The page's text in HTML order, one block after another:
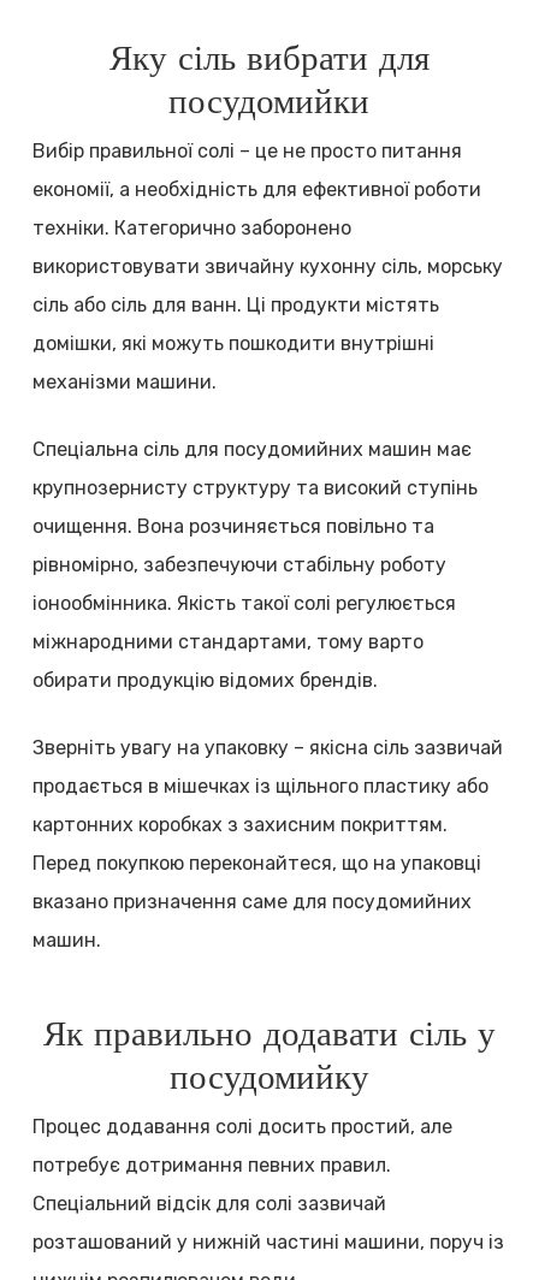
Яку сіль вибрати для
посудомийки
Вибір правильної солі – це не просто питання
економії, а необхідність для ефективної роботи
техніки. Категорично заборонено
використовувати звичайну кухонну сіль, морську
сіль або сіль для ванн. Ці продукти містять
домішки, які можуть пошкодити внутрішні
механізми машини.
Спеціальна сіль для посудомийних машин має
крупнозернисту структуру та високий ступінь
очищення. Вона розчиняється повільно та
рівномірно, забезпечуючи стабільну роботу
іонообмінника. Якість такої солі регулюється
міжнародними стандартами, тому варто
обирати продукцію відомих брендів.
Зверніть увагу на упаковку – якісна сіль зазвичай
продається в мішечках із щільного пластику або
картонних коробках з захисним покриттям.
Перед покупкою переконайтеся, що на упаковці
вказано призначення саме для посудомийних
машин.
Як правильно додавати сіль у
посудомийку
Процес додавання солі досить простий, але
потребує дотримання певних правил.
Спеціальний відсік для солі зазвичай
розташований у нижній частині машини, поруч із